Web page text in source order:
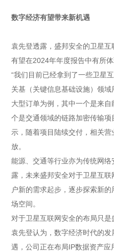
数字经济有望带来新机遇
袁先登透露，盛邦安全的卫星
有望在2024年年度报告中有所体
“我们目前已经拿到了一些卫星
关基（关键信息基础设施）领域
大型订单为例，其中一个是来
个是交通领域的链路加密传输
示，随着项目陆续交付，相关
放。
能源、交通等行业亦为传统网
露，未来盛邦安全对于卫星互
户新的需求起步，逐步探索新
场空间。
对于卫星互联网安全的布局只是
袁先登认为，数字经济时代的
遇，公司正在布局IP数据资产